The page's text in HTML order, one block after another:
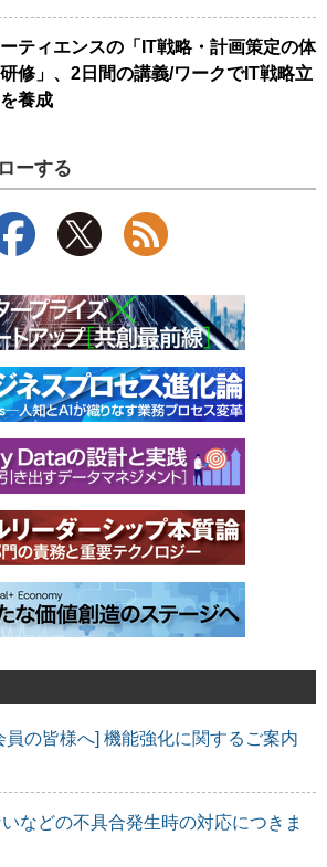
ティエンスの「IT戦略・計画策定の体
修」、2日間の講義/ワークでIT戦略立
養成
ーする
員の皆様へ] 機能強化に関するご案内
などの不具合発生時の対応につきま